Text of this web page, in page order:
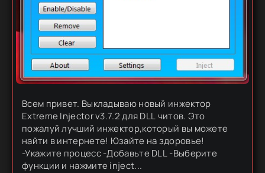
Всем привет. Выкладываю новый инжектор
Extreme Injector v3.7.2 для DLL читов. Это
пожалуй лучший инжектор,который вы можете
найти в интернете! Юзайте на здоровье!
-Укажите процесс -Добавьте DLL -Выберите
функции и нажмите inject...